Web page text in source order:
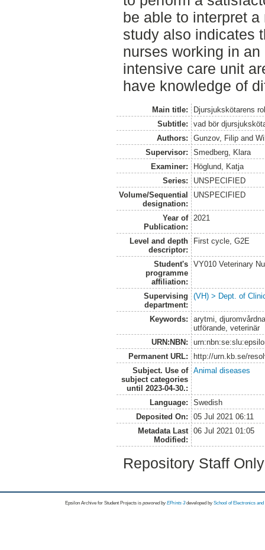
be able to interpret
study also indicates
nurses working in
intensive care unit
have knowledge of
Main title:
Djursjukskötarens
Subtitle:
vad bör
Authors:
Gunzov, Filip and
Supervisor:
Smedberg, Klara
Examiner:
Höglund, Katja
Series:
UNSPECIFIED
Volume/Sequential
designation:
UNSPECIFIED
Year of
Publication:
2021
Level and depth
descriptor:
First cycle, G2E
Student's
programme
affiliation:
VY010 Veterinary
Supervising
department:
(VH) > Dept. of
Keywords:
arytmi,
utförande, veterinär
URN:NBN:
Permanent URL:
http://urn.kb.se/
Subject. Use of
subject categories
until 2023-04-30.:
Animal diseases
Language:
Swedish
Deposited On:
05 Jul 2021 06:11
Metadata Last
Modified:
06 Jul 2021 01:05
Repository Staff
Epsilon Archive for Student Projects is powored byEPrints 3 developed by School of Electronics